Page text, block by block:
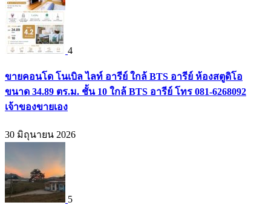
4
ขายคอนโด โนเบิล ไลท์ อารีย์ ใกล้ BTS อารีย์ ห้องสตูดิโอ
ขนาด 34.89 ตร.ม. ชั้น 10 ใกล้ BTS อารีย์ โทร 081-6268092
เจ้าของขายเอง
30 มิถุนายน 2026
5